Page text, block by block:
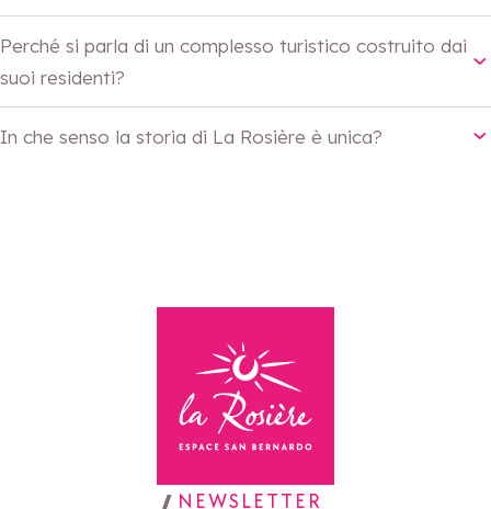
Perché si parla di un complesso turistico costruito dai
suoi residenti?
In che senso la storia di La Rosière è unica?
Torna alla home page
NEWSLETTER